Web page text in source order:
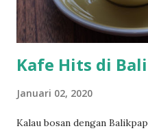
anda bisa naik taksi. Jarak
di tempuh denga...
Kafe Hits di
Januari 02, 2020
Kalau bosan dengan